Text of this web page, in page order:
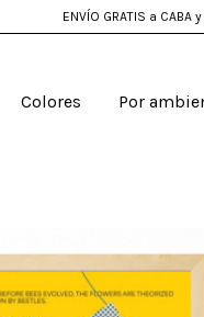
ENVÍO GRATIS a
Colores Por